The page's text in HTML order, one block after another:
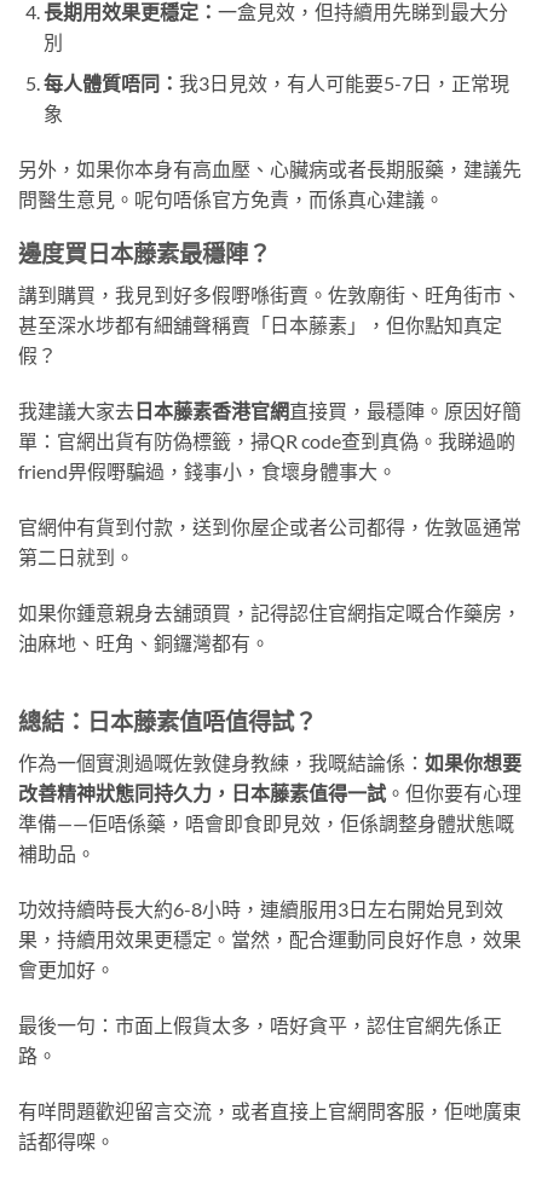
長期用效果更穩定： 一盒見效，但持續用先睇到最大分
別
每人體質唔同： 我3日見效，有人可能要5-7日，正常現
象
另外，如果你本身有高血壓、心臟病或者長期服藥，建議先
問醫生意見。呢句唔係官方免責，而係真心建議。
邊度買日本藤素最穩陣？
講到購買，我見到好多假嘢喺街賣。佐敦廟街、旺角街市、
甚至深水埗都有細舖聲稱賣「日本藤素」，但你點知真定
假？
我建議大家去 日本藤素香港官網直接買，最穩陣。原因好簡
單：官網出貨有防偽標籤，掃QR code查到真偽。我睇過啲
friend畀假嘢騙過，錢事小，食壞身體事大。
官網仲有貨到付款，送到你屋企或者公司都得，佐敦區通常
第二日就到。
如果你鍾意親身去舖頭買，記得認住官網指定嘅合作藥房，
油麻地、旺角、銅鑼灣都有。
總結：日本藤素值唔值得試？
作為一個實測過嘅佐敦健身教練，我嘅結論係： 如果你想要
改善精神狀態同持久力，日本藤素值得一試 。但你要有心理
準備——佢唔係藥，唔會即食即見效，佢係調整身體狀態嘅
補助品。
功效持續時長大約6-8小時，連續服用3日左右開始見到效
果，持續用效果更穩定。當然，配合運動同良好作息，效果
會更加好。
最後一句：市面上假貨太多，唔好貪平，認住官網先係正
路。
有咩問題歡迎留言交流，或者直接上官網問客服，佢哋廣東
話都得㗎。